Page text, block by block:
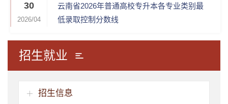
30
2026/04
云南省2026年普通高校专升本各专业类别最
低录取控制分数线
招生就业
招生信息